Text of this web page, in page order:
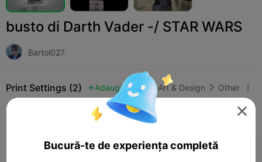
busto di Darth Vader -/ STAR WARS
Bartol027
Print Settings (2)  Adaugă Art & Design  Other 
K2 Plus K2 Pro
0.24mm layer, 2 walls, 15% infill

Bucură-te de experiența completă